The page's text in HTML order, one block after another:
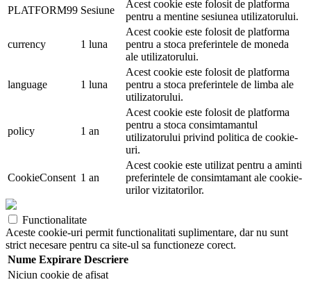
PLATFORM99 Sesiune
Acest cookie este folosit de platforma
pentru a mentine sesiunea utilizatorului.
currency 1 luna
Acest cookie este folosit de platforma
pentru a stoca preferintele de moneda
ale utilizatorului.
language 1 luna
Acest cookie este folosit de platforma
pentru a stoca preferintele de limba ale
utilizatorului.
policy 1 an
Acest cookie este folosit de platforma
pentru a stoca consimtamantul
utilizatorului privind politica de cookie-
uri.
CookieConsent 1 an
Acest cookie este utilizat pentru a aminti
preferintele de consimtamant ale cookie-
urilor vizitatorilor.
Functionalitate
Aceste cookie-uri permit functionalitati suplimentare, dar nu sunt
strict necesare pentru ca site-ul sa functioneze corect.
Nume Expirare Descriere
Niciun cookie de afisat